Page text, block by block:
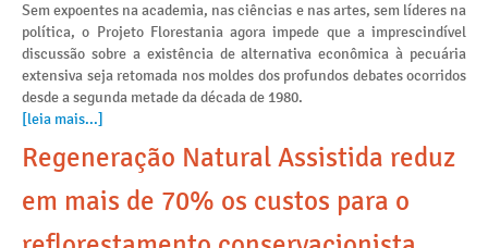
Sem expoentes na academia, nas ciências e nas artes, sem líderes na
política, o Projeto Florestania agora impede que a imprescindível
discussão sobre a existência de alternativa econômica à pecuária
extensiva seja retomada nos moldes dos profundos debates ocorridos
desde a segunda metade da década de 1980.
[leia mais...]
Regeneração Natural Assistida reduz
em mais de 70% os custos para o